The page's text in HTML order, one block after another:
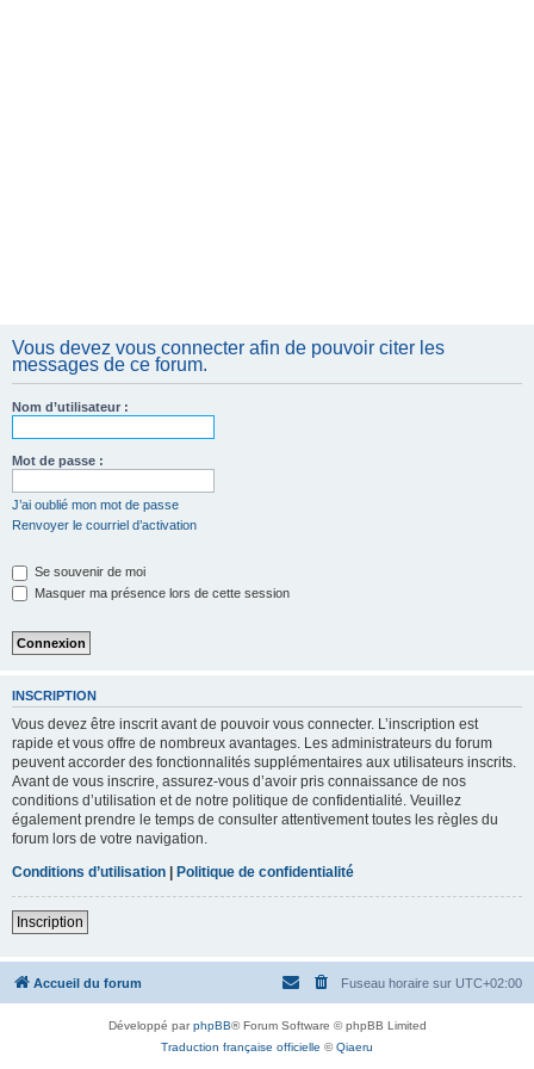
Vous devez vous connecter afin de pouvoir citer les
messages de ce forum.
Nom d’utilisateur :
Mot de passe :
J’ai oublié mon mot de passe
Renvoyer le courriel d’activation
Se souvenir de moi
Masquer ma présence lors de cette session
INSCRIPTION
Vous devez être inscrit avant de pouvoir vous connecter. L’inscription est
rapide et vous offre de nombreux avantages. Les administrateurs du forum
peuvent accorder des fonctionnalités supplémentaires aux utilisateurs inscrits.
Avant de vous inscrire, assurez-vous d’avoir pris connaissance de nos
conditions d’utilisation et de notre politique de confidentialité. Veuillez
également prendre le temps de consulter attentivement toutes les règles du
forum lors de votre navigation.
Conditions d’utilisation | Politique de confidentialité
Inscription
Accueil du forum Fuseau horaire sur UTC+02:00
Développé parphpBB® Forum Software © phpBB Limited
Traduction française officielle ©Qiaeru